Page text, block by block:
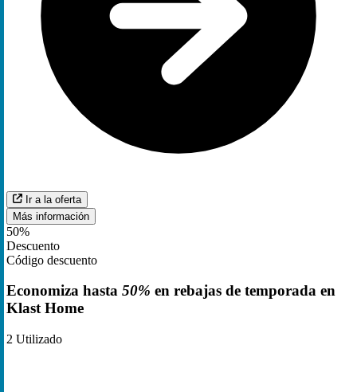
Ir a la oferta
Más información
50%
Descuento
Código descuento
Economiza hasta 50% en rebajas de temporada en
Klast Home
2 Utilizado